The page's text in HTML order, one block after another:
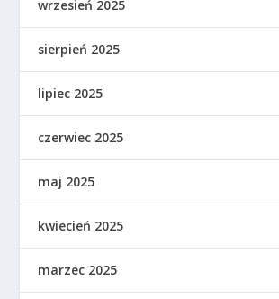
wrzesień 2025
sierpień 2025
lipiec 2025
czerwiec 2025
maj 2025
kwiecień 2025
marzec 2025